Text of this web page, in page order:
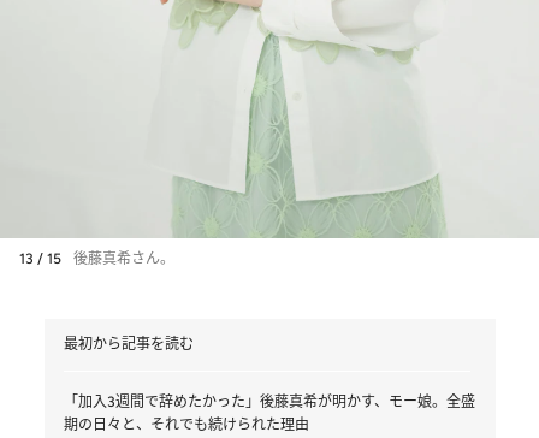
13 / 15 後藤真希さん。
最初から記事を読む
「加入3週間で辞めたかった」後藤真希が明かす、モー娘。全盛
期の日々と、それでも続けられた理由